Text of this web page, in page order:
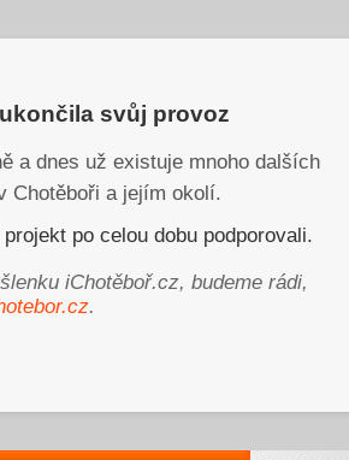
svůj provoz
a dnes už existuje mnoho dalších
Chotěboři a jejím okolí.
po celou dobu podporovali.
iChotěboř.cz, budeme rádi,
.